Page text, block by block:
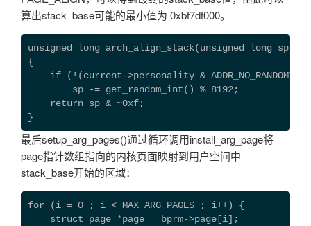
算出stack_base可能的最小值为 0xbf7df000。
unsigned long arch_align_stack(unsigned long sp)
{
if (!(current->personality & ADDR_NO_RANDOMIZE)
sp -= get_random_int() % 8192;
return sp & ~0xf;
}
最后setup_arg_pages()通过循环调用install_arg_page将
page指针数组指向的内核页面映射到用户空间中
stack_base开始的区域：
for (i = 0 ; i < MAX_ARG_PAGES ; i++) {
struct page *page = bprm->page[i];